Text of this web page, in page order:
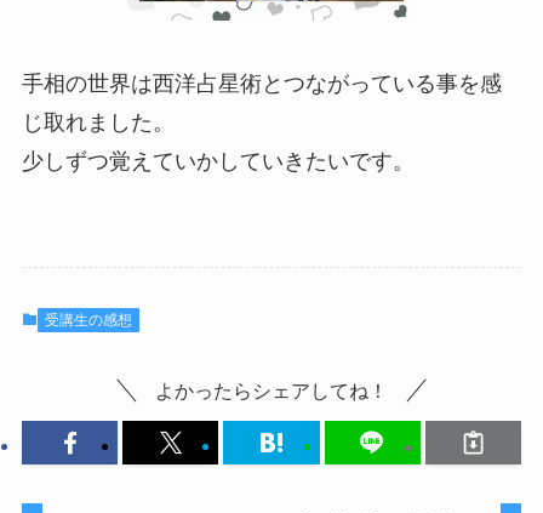
手相の世界は西洋占星術とつながっている事を感
じ取れました。
少しずつ覚えていかしていきたいです。
受講生の感想
よかったらシェアしてね！